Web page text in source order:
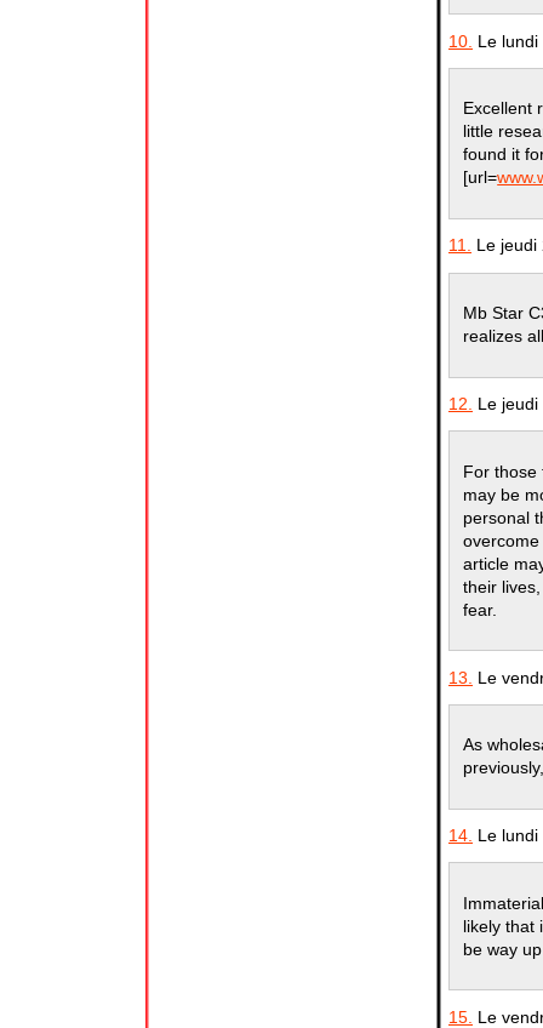
10. Le
Excellent
little
found it
[url=
11. Le
Mb Star
realizes
12. Le
For those
may be
personal
article
their
fear.
13. Le
As
14. Le
likely that
be way
15. Le